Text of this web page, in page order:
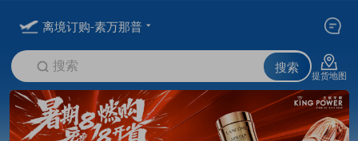
离境订购-素万那普
搜索 搜索
提货地图